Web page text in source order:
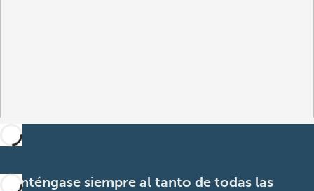
Manténgase siempre al tanto de todas las